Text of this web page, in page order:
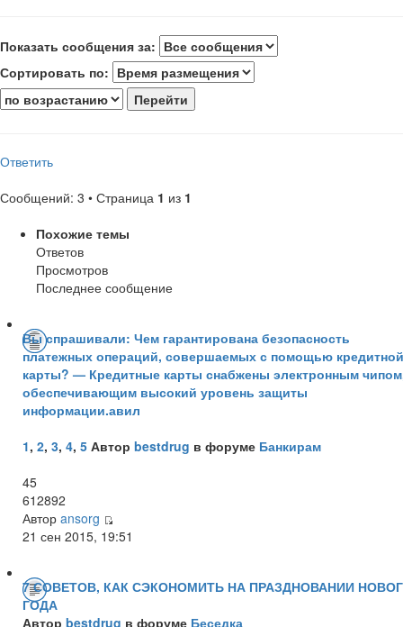
Показать сообщения за:
Сортировать по:
Ответить
Сообщений: 3 • Страница 1 из 1
Похожие темы
Ответов
Просмотров
Последнее сообщение
Вы спрашивали: Чем гарантирована безопасность
платежных операций, совершаемых с помощью кредитной
карты? — Кредитные карты снабжены электронным
обеспечивающим высокий уровень защиты
информации.авил
1, 2, 3, 4, 5 Автор bestdrug в форуме Банкирам
45
612892
Автор ansorg
21 сен 2015, 19:51
7 СОВЕТОВ, КАК СЭКОНОМИТЬ НА ПРАЗДНОВАНИИ
ГОДА
Автор bestdrug в форуме Беседка